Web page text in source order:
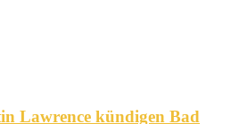
Lawrence kündigen Bad